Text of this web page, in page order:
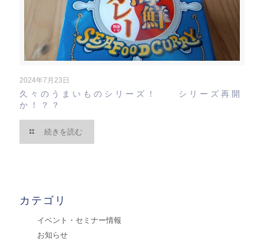
2024年7月23日
久々のうまいものシリーズ！ シリーズ再開
か！？？
続きを読む
カテゴリ
イベント・セミナー情報
お知らせ